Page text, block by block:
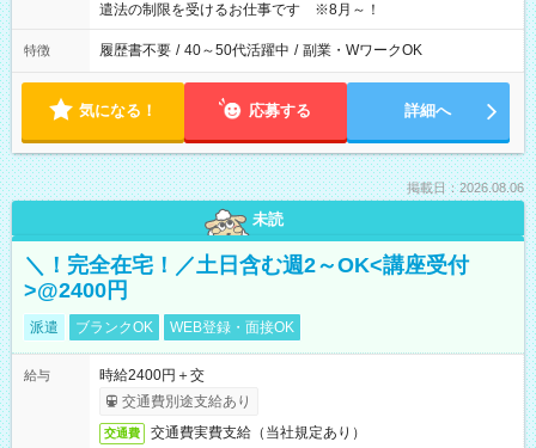
遣法の制限を受けるお仕事です ※8月～！
特徴 履歴書不要 / 40～50代活躍中 / 副業・WワークOK
気になる！ 応募する 詳細へ
掲載日：2026.08.06
未読
＼！完全在宅！／土日含む週2～OK<講座受付
>@2400円
派遣 ブランクOK WEB登録・面接OK
給与
時給2400円＋交
交通費別途支給あり
交通費 交通費実費支給（当社規定あり）